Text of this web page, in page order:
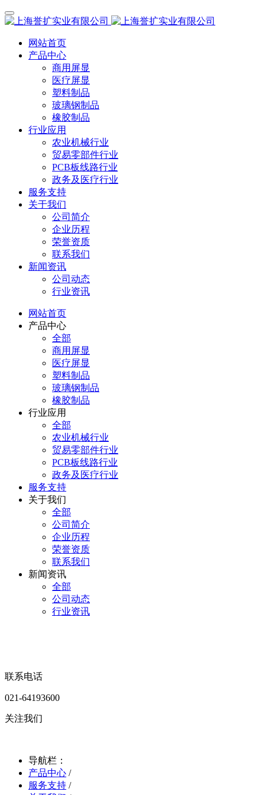
网站首页
产品中心
商用屏显
医疗屏显
塑料制品
玻璃钢制品
橡胶制品
行业应用
农业机械行业
贸易零部件行业
PCB板线路行业
政务及医疗行业
服务支持
关于我们
公司简介
企业历程
荣誉资质
联系我们
新闻资讯
公司动态
行业资讯
网站首页
产品中心
全部
商用屏显
医疗屏显
塑料制品
玻璃钢制品
橡胶制品
行业应用
全部
农业机械行业
贸易零部件行业
PCB板线路行业
政务及医疗行业
服务支持
关于我们
全部
公司简介
企业历程
荣誉资质
联系我们
新闻资讯
全部
公司动态
行业资讯
联系电话
021-64193600
关注我们
导航栏：
产品中心 /
服务支持 /